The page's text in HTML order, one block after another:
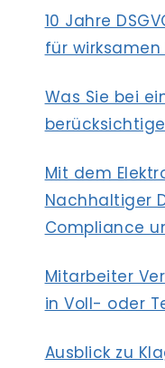
10 Jahre
für
Was Sie bei
Mit dem
Nachhaltiger
Compliance
Mitarbeiter
in Voll- oder
Ausblick zu